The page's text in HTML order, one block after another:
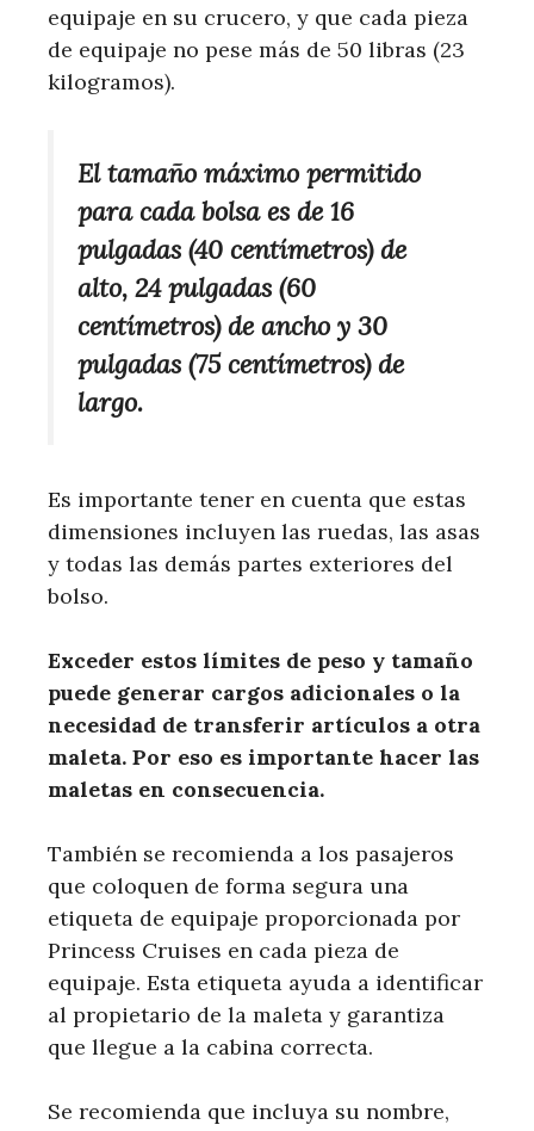
equipaje en su crucero, y que cada pieza
de equipaje no pese más de 50 libras (23
kilogramos).
El tamaño máximo permitido
para cada bolsa es de 16
pulgadas (40 centímetros) de
alto, 24 pulgadas (60
centímetros) de ancho y 30
pulgadas (75 centímetros) de
largo.
Es importante tener en cuenta que estas
dimensiones incluyen las ruedas, las asas
y todas las demás partes exteriores del
bolso.
Exceder estos límites de peso y tamaño
puede generar cargos adicionales o la
necesidad de transferir artículos a otra
maleta. Por eso es importante hacer las
maletas en consecuencia.
También se recomienda a los pasajeros
que coloquen de forma segura una
etiqueta de equipaje proporcionada por
Princess Cruises en cada pieza de
equipaje. Esta etiqueta ayuda a identificar
al propietario de la maleta y garantiza
que llegue a la cabina correcta.
Se recomienda que incluya su nombre,